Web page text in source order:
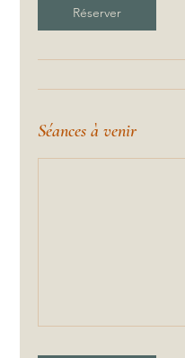
Réserver
Séances à venir